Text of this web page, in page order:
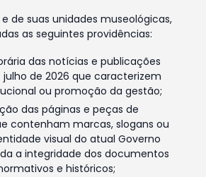
de suas unidades museológicas,
as seguintes providências:
das notícias e publicações
de 2026 que caracterizem
ou promoção da gestão;
das páginas e peças de
contenham marcas, slogans ou
visual do atual Governo
a integridade dos documentos
e históricos;